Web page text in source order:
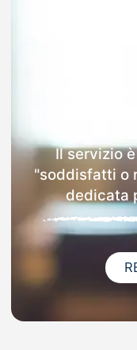
Il servizio
"soddisfatti o
dedicata